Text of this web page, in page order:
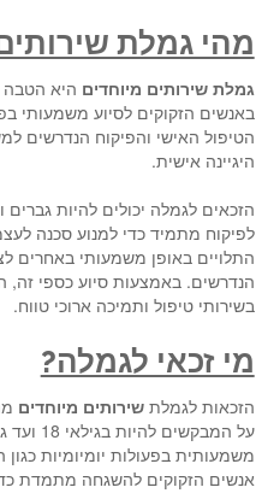
מהי גמלת
גמלת שירותים מיוחדים היא הטבה
באנשים הזקוקים לסיוע משמעותי
הטיפול האישי והפיקוח הנדרשים
היגיינה אישית.
לפיקוח מתמיד כדי למנוע סכנה
התלויים באופן משמעותי באחרים
הנדרשים. באמצעות סיוע כספי זה,
בשירותי טיפול ותמיכה ארוכי טווח.
מי זכאי לגמלה?
הזכאות לגמלתשירותים מיוחדים
על
משמעותית בפעולות יומיומיות
אנשים הזקוקים להשגחה מתמדת